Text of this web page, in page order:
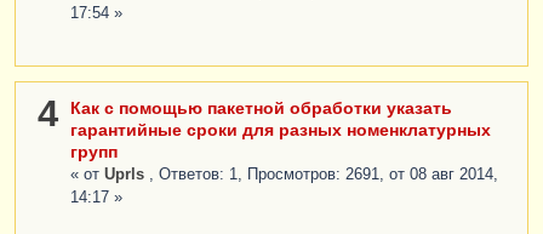
17:54 »
4
Как с помощью пакетной обработки указать
гарантийные сроки для разных номенклатурных
групп
« от Uprls
, Ответов: 1, Просмотров: 2691, от 08 авг 2014,
14:17 »